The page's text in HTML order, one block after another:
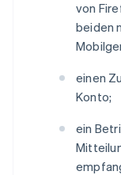
von
beiden
einen
Konto;
ein